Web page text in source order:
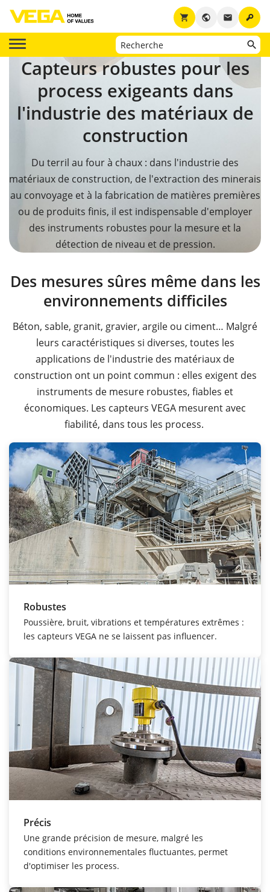
key
email
public
shopping_cart
Capteurs robustes pour les
process exigeants dans
l'industrie des matériaux de
construction
Du terril au four à chaux : dans l'industrie des
matériaux de construction, de l'extraction des minerais
au convoyage et à la fabrication de matières premières
ou de produits finis, il est indispensable d'employer
des instruments robustes pour la mesure et la
détection de niveau et de pression.
Des mesures sûres même dans les
environnements difficiles
Béton, sable, granit, gravier, argile ou ciment… Malgré
leurs caractéristiques si diverses, toutes les
applications de l'industrie des matériaux de
construction ont un point commun : elles exigent des
instruments de mesure robustes, fiables et
économiques. Les capteurs VEGA mesurent avec
fiabilité, dans tous les process.
Robustes
Poussière, bruit, vibrations et températures extrêmes :
les capteurs VEGA ne se laissent pas influencer.
Précis
Une grande précision de mesure, malgré les
conditions environnementales fluctuantes, permet
d'optimiser les process.